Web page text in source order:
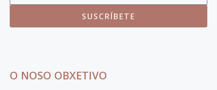
SUSCRÍBETE
O NOSO OBXETIVO